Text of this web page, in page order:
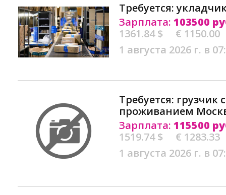
Требуется:
Зарплата: 103500
1361.84 $
€ 1150.00
1 августа 2026 г. в
Требуется: грузчик
проживанием
Зарплата: 115500
1519.74 $
€ 1283.33
1 августа 2026 г. в